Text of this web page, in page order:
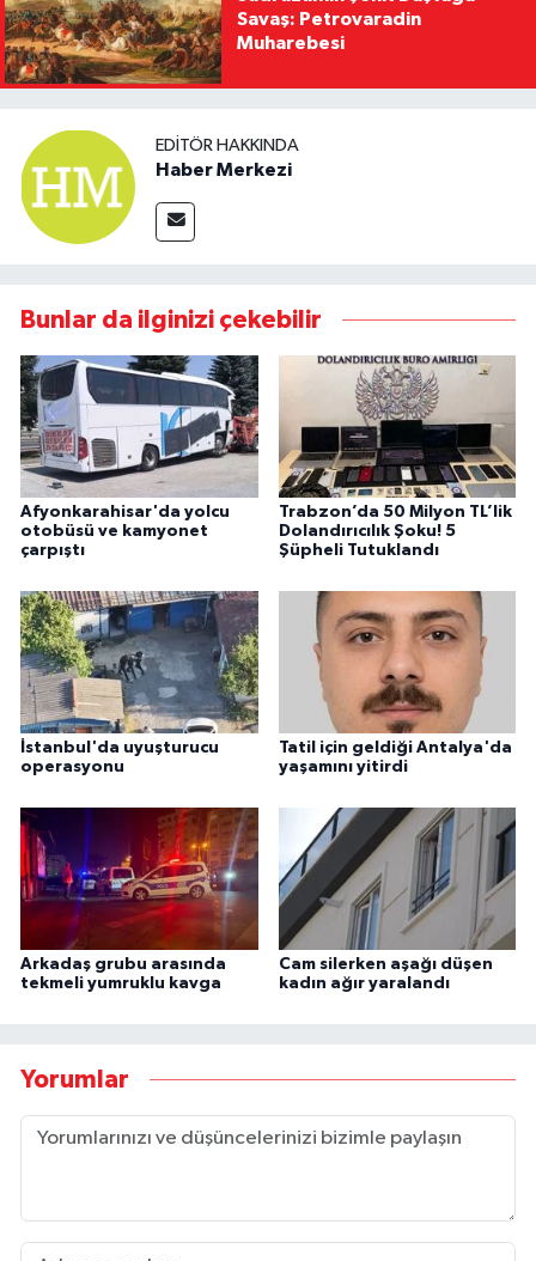
Savaş: Petrovaradin
Muharebesi
EDITÖR HAKKINDA
Haber Merkezi
Bunlar da ilginizi çekebilir
Afyonkarahisar'da yolcu
otobüsü ve kamyonet
çarpıştı
Trabzon’da 50 Milyon TL’lik
Dolandırıcılık Şoku! 5
Şüpheli Tutuklandı
İstanbul'da uyuşturucu
operasyonu
Tatil için geldiği Antalya'da
yaşamını yitirdi
Arkadaş grubu arasında
tekmeli yumruklu kavga
Cam silerken aşağı düşen
kadın ağır yaralandı
Yorumlar